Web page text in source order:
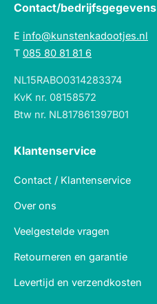
Contact/bedrijfsgegevens
E info@kunstenkadootjes.nl
T 085 80 81 81 6
NL15RABO0314283374
KvK nr. 08158572
Btw nr. NL817861397B01
Klantenservice
Contact / Klantenservice
Over ons
Veelgestelde vragen
Retourneren en garantie
Levertijd en verzendkosten